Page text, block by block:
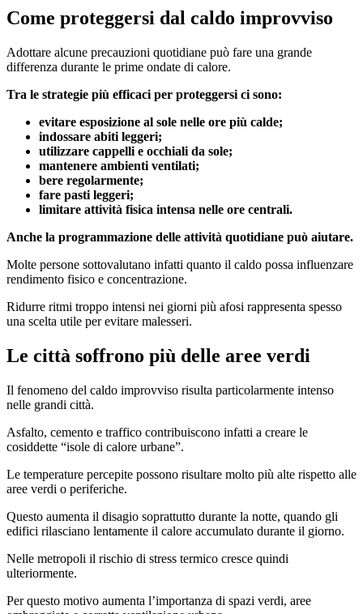
Come proteggersi dal caldo improvviso
Adottare alcune precauzioni quotidiane può fare una grande
differenza durante le prime ondate di calore.
Tra le strategie più efficaci per proteggersi ci sono:
evitare esposizione al sole nelle ore più calde;
indossare abiti leggeri;
utilizzare cappelli e occhiali da sole;
mantenere ambienti ventilati;
bere regolarmente;
fare pasti leggeri;
limitare attività fisica intensa nelle ore centrali.
Anche la programmazione delle attività quotidiane può aiutare.
Molte persone sottovalutano infatti quanto il caldo possa influenzare
rendimento fisico e concentrazione.
Ridurre ritmi troppo intensi nei giorni più afosi rappresenta spesso
una scelta utile per evitare malesseri.
Le città soffrono più delle aree verdi
Il fenomeno del caldo improvviso risulta particolarmente intenso
nelle grandi città.
Asfalto, cemento e traffico contribuiscono infatti a creare le
cosiddette “isole di calore urbane”.
Le temperature percepite possono risultare molto più alte rispetto alle
aree verdi o periferiche.
Questo aumenta il disagio soprattutto durante la notte, quando gli
edifici rilasciano lentamente il calore accumulato durante il giorno.
Nelle metropoli il rischio di stress termico cresce quindi
ulteriormente.
Per questo motivo aumenta l’importanza di spazi verdi, aree